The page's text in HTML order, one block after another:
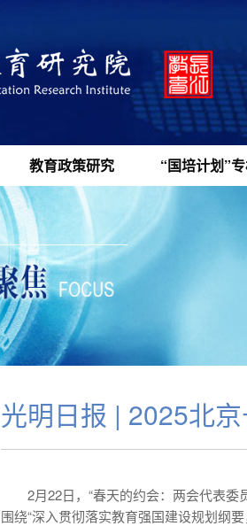
教育政策研究 “国培计划”
光明日报 | 2025北
2月22日，“春天的约会：两会代表
围绕“深入贯彻落实教育强国建设规划纲